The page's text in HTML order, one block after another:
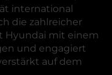
international
die zahlreicher
Hyundai mit einem
und engagiert
auf dem